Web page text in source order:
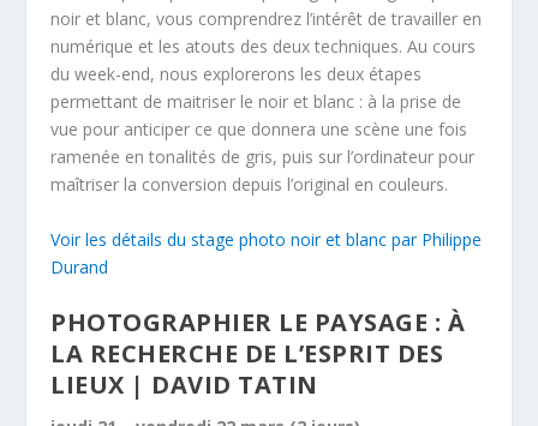
noir et blanc, vous comprendrez l’intérêt de travailler en
numérique et les atouts des deux techniques. Au cours
du week-end, nous explorerons les deux étapes
permettant de maitriser le noir et blanc : à la prise de
vue pour anticiper ce que donnera une scène une fois
ramenée en tonalités de gris, puis sur l’ordinateur pour
maîtriser la conversion depuis l’original en couleurs.
Voir les détails du stage photo noir et blanc par Philippe
Durand
PHOTOGRAPHIER LE PAYSAGE : À
LA RECHERCHE DE L’ESPRIT DES
LIEUX | DAVID TATIN